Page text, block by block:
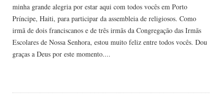
minha grande alegria por estar aqui com todos vocês em Porto
Príncipe, Haiti, para participar da assembleia de religiosos. Como
irmã de dois franciscanos e de três irmãs da Congregação das Irmãs
Escolares de Nossa Senhora, estou muito feliz entre todos vocês. Dou
graças a Deus por este momento....